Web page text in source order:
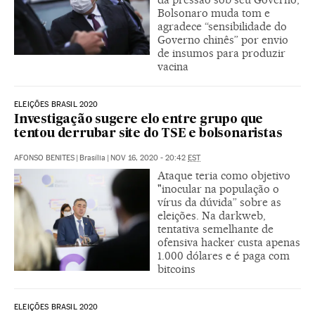
Bolsonaro muda tom e
agradece “sensibilidade do
Governo chinês” por envio
de insumos para produzir
vacina
ELEIÇÕES BRASIL 2020
Investigação sugere elo entre grupo que
tentou derrubar site do TSE e bolsonaristas
AFONSO BENITES | Brasília | NOV 16, 2020 - 20:42 EST
Ataque teria como objetivo
"inocular na população o
vírus da dúvida” sobre as
eleições. Na darkweb,
tentativa semelhante de
ofensiva hacker custa apenas
1.000 dólares e é paga com
bitcoins
ELEIÇÕES BRASIL 2020